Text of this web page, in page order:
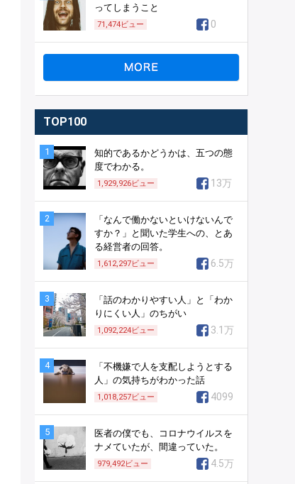
ってしまうこと
71,474ビュー 0
TOP100
1
知的であるかどうかは、五つの態
度でわかる。
1,929,926ビュー 13万
2
「なんで働かないといけないんで
すか？」と聞いた学生への、とあ
る経営者の回答。
1,612,297ビュー 6.5万
3
「話のわかりやすい人」と「わか
りにくい人」のちがい
1,092,224ビュー 3.1万
4
「不機嫌で人を支配しようとする
人」の気持ちがわかった話
1,018,257ビュー 4099
5
医者の僕でも、コロナウイルスを
ナメていたが、間違っていた。
979,492ビュー 4.5万